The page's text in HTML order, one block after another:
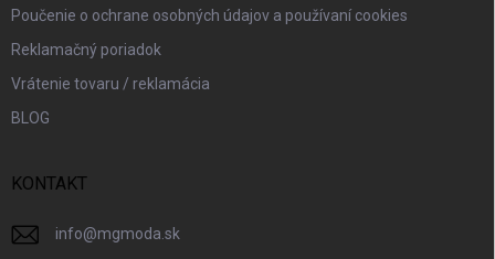
Poučenie o ochrane osobných údajov a používaní cookies
Reklamačný poriadok
Vrátenie tovaru / reklamácia
BLOG
KONTAKT
info@mgmoda.sk